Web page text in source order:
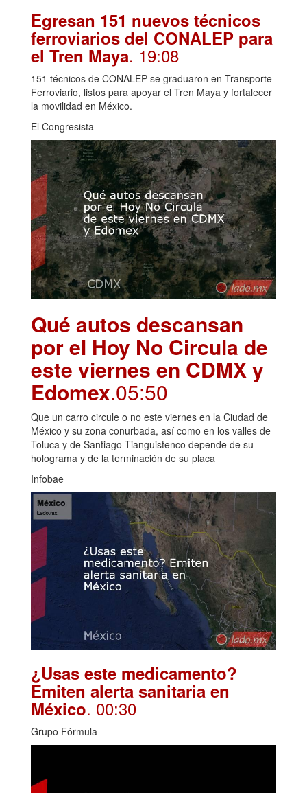
Egresan 151 nuevos técnicos
ferroviarios del CONALEP para
el Tren Maya. 19:08
151 técnicos de CONALEP se graduaron en Transporte
Ferroviario, listos para apoyar el Tren Maya y fortalecer
la movilidad en México.
El Congresista
Qué autos descansan
por el Hoy No Circula de
este viernes en CDMX y
Edomex.05:50
Que un carro circule o no este viernes en la Ciudad de
México y su zona conurbada, así como en los valles de
Toluca y de Santiago Tianguistenco depende de su
holograma y de la terminación de su placa
Infobae
¿Usas este medicamento?
Emiten alerta sanitaria en
México. 00:30
Grupo Fórmula